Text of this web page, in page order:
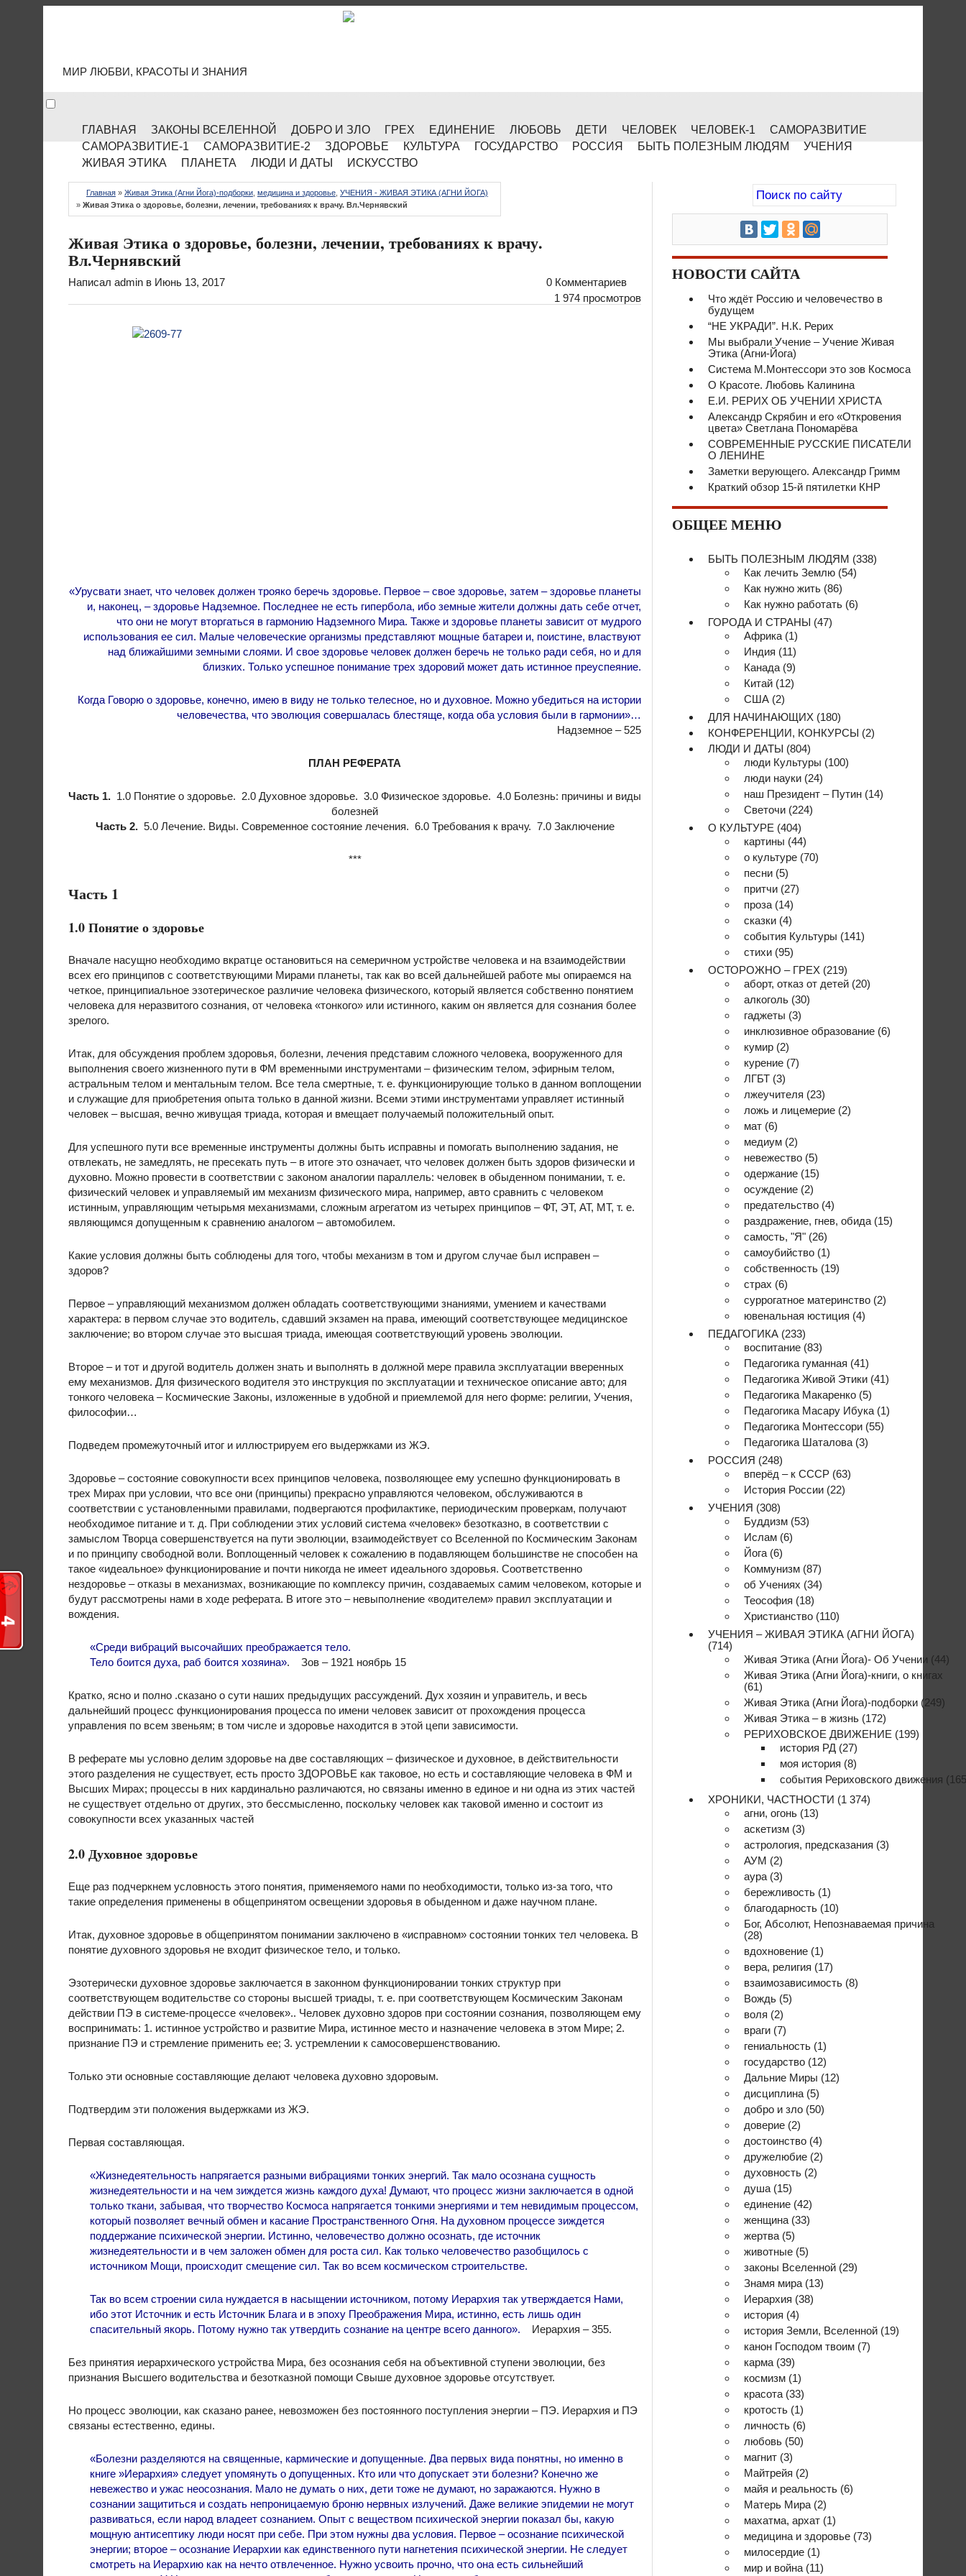
МИР ЛЮБВИ, КРАСОТЫ И ЗНАНИЯ
ГЛАВНАЯ ЗАКОНЫ ВСЕЛЕННОЙ ДОБРО И ЗЛО ГРЕХ ЕДИНЕНИЕ ЛЮБОВЬ ДЕТИ ЧЕЛОВЕК ЧЕЛОВЕК-1
САМОРАЗВИТИЕ
САМОРАЗВИТИЕ-1
САМОРАЗВИТИЕ-2 ЗДОРОВЬЕ КУЛЬТУРА ГОСУДАРСТВО РОССИЯ БЫТЬ ПОЛЕЗНЫМ ЛЮДЯМ
УЧЕНИЯ
ЖИВАЯ ЭТИКА
ПЛАНЕТА ЛЮДИ И ДАТЫ ИСКУССТВО
Главная » Живая Этика (Агни Йога)-подборки медицина и здоровье УЧЕНИЯ - ЖИВАЯ ЭТИКА (АГНИ ЙОГА)
» Живая Этика о здоровье, болезни, лечении, требованиях к врачу. Вл.Чернявский
Живая Этика о здоровье, болезни, лечении, требованиях к врачу.
Вл.Чернявский
Написал admin в Июнь 13, 2017
0 Комментариев
1 974 просмотров
«Урусвати знает, что человек должен трояко беречь здоровье. Первое – свое здоровье, затем – здоровье планеты
и, наконец, – здоровье Надземное. Последнее не есть гипербола, ибо земные жители должны дать себе отчет,
что они не могут вторгаться в гармонию Надземного Мира. Также и здоровье планеты зависит от мудрого
использования ее сил. Малые человеческие организмы представляют мощные батареи и, поистине, властвуют
над ближайшими земными слоями. И свое здоровье человек должен беречь не только ради себя, но и для
близких. Только успешное понимание трех здоровий может дать истинное преуспеяние.
Когда Говорю о здоровье, конечно, имею в виду не только телесное, но и духовное. Можно убедиться на истории
человечества, что эволюция совершалась блестяще, когда оба условия были в гармонии»…
Надземное – 525
ПЛАН РЕФЕРАТА
Часть 1. 1.0​ Понятие о здоровье. 2.0​ Духовное здоровье. 3.0​ Физическое здоровье. 4.0​ Болезнь: причины и виды
болезней
Часть 2.5.0​ Лечение. Виды. Современное состояние лечения. 6.0​ Требования к врачу. 7.0​ Заключение
***
Часть 1
1.0 Понятие о здоровье
Вначале насущно необходимо вкратце остановиться на семеричном устройстве человека и на взаимодействии
всех его принципов с соответствующими Мирами планеты, так как во всей дальнейшей работе мы опираемся на
четкое, принципиальное эзотерическое различие человека физического, который является собственно понятием
человека для неразвитого сознания, от человека «тонкого» или истинного, каким он является для сознания более
зрелого.
Итак, для обсуждения проблем здоровья, болезни, лечения представим сложного человека, вооруженного для
выполнения своего жизненного пути в ФМ временными инструментами – физическим телом, эфирным телом,
астральным телом и ментальным телом. Все тела смертные, т. е. функционирующие только в данном воплощении
и служащие для приобретения опыта только в данной жизни. Всеми этими инструментами управляет истинный
человек – высшая, вечно живущая триада, которая и вмещает получаемый положительный опыт.
Для успешного пути все временные инструменты должны быть исправны и помогать выполнению задания, не
отвлекать, не замедлять, не пресекать путь – в итоге это означает, что человек должен быть здоров физически и
духовно. Можно провести в соответствии с законом аналогии параллель: человек в обыденном понимании, т. е.
физический человек и управляемый им механизм физического мира, например, авто сравнить с человеком
истинным, управляющим четырьмя механизмами, сложным агрегатом из четырех принципов – ФТ, ЭТ, АТ, МТ, т. е.
являющимся допущенным к сравнению аналогом – автомобилем.
Какие условия должны быть соблюдены для того, чтобы механизм в том и другом случае был исправен –
здоров?
Первое – управляющий механизмом должен обладать соответствующими знаниями, умением и качествами
характера: в первом случае это водитель, сдавший экзамен на права, имеющий соответствующее медицинское
заключение; во втором случае это высшая триада, имеющая соответствующий уровень эволюции.
Второе – и тот и другой водитель должен знать и выполнять в должной мере правила эксплуатации вверенных
ему механизмов. Для физического водителя это инструкция по эксплуатации и техническое описание авто; для
тонкого человека – Космические Законы, изложенные в удобной и приемлемой для него форме: религии, Учения,
философии…
Подведем промежуточный итог и иллюстрируем его выдержками из ЖЭ.
Здоровье – состояние совокупности всех принципов человека, позволяющее ему успешно функционировать в
трех Мирах при условии, что все они (принципы) прекрасно управляются человеком, обслуживаются в
соответствии с установленными правилами, подвергаются профилактике, периодическим проверкам, получают
необходимое питание и т. д. При соблюдении этих условий система «человек» безотказно, в соответствии с
замыслом Творца совершенствуется на пути эволюции, взаимодействует со Вселенной по Космическим Законам
и по принципу свободной воли. Воплощенный человек к сожалению в подавляющем большинстве не способен на
такое «идеальное» функционирование и почти никогда не имеет идеального здоровья. Соответственно
нездоровье – отказы в механизмах, возникающие по комплексу причин, создаваемых самим человеком, которые и
будут рассмотрены нами в ходе реферата. В итоге это – невыполнение «водителем» правил эксплуатации и
вождения.
«Среди вибраций высочайших преображается тело.
Тело боится духа, раб боится хозяина». Зов – 1921 ноябрь 15
Кратко, ясно и полно .сказано о сути наших предыдущих рассуждений. Дух хозяин и управитель, и весь
дальнейший процесс функционирования процесса по имени человек зависит от прохождения процесса
управления по всем звеньям; в том числе и здоровье находится в этой цепи зависимости.
В реферате мы условно делим здоровье на две составляющих – физическое и духовное, в действительности
этого разделения не существует, есть просто ЗДОРОВЬЕ как таковое, но есть и составляющие человека в ФМ и
Высших Мирах; процессы в них кардинально различаются, но связаны именно в единое и ни одна из этих частей
не существует отдельно от других, это бессмысленно, поскольку человек как таковой именно и состоит из
совокупности всех указанных частей
2.0 Духовное здоровье
Еще раз подчеркнем условность этого понятия, применяемого нами по необходимости, только из-за того, что
такие определения применены в общепринятом освещении здоровья в обыденном и даже научном плане.
Итак, духовное здоровье в общепринятом понимании заключено в «исправном» состоянии тонких тел человека. В
понятие духовного здоровья не входит физическое тело, и только.
Эзотерически духовное здоровье заключается в законном функционировании тонких структур при
соответствующем водительстве со стороны высшей триады, т. е. при соответствующем Космическим Законам
действии ПЭ в системе-процессе «человек».. Человек духовно здоров при состоянии сознания, позволяющем ему
воспринимать: 1. истинное устройство и развитие Мира, истинное место и назначение человека в этом Мире; 2.
признание ПЭ и стремление применить ее; 3. устремлении к самосовершенствованию.
Только эти основные составляющие делают человека духовно здоровым.
Подтвердим эти положения выдержками из ЖЭ.
Первая составляющая.
«Жизнедеятельность напрягается разными вибрациями тонких энергий. Так мало осознана сущность
жизнедеятельности и на чем зиждется жизнь каждого духа! Думают, что процесс жизни заключается в одной
только ткани, забывая, что творчество Космоса напрягается тонкими энергиями и тем невидимым процессом,
который позволяет вечный обмен и касание Пространственного Огня. На духовном процессе зиждется
поддержание психической энергии. Истинно, человечество должно осознать, где источник
жизнедеятельности и в чем заложен обмен для роста сил. Как только человечество разобщилось с
источником Мощи, происходит смещение сил. Так во всем космическом строительстве.
Так во всем строении сила нуждается в насыщении источником, потому Иерархия так утверждается Нами,
ибо этот Источник и есть Источник Блага и в эпоху Преображения Мира, истинно, есть лишь один
спасительный якорь. Потому нужно так утвердить сознание на центре всего данного». Иерархия – 355.
Без принятия иерархического устройства Мира, без осознания себя на объективной ступени эволюции, без
признания Высшего водительства и безотказной помощи Свыше духовное здоровье отсутствует.
Но процесс эволюции, как сказано ранее, невозможен без постоянного поступления энергии – ПЭ. Иерархия и ПЭ
связаны естественно, едины.
«Болезни разделяются на священные, кармические и допущенные. Два первых вида понятны, но именно в
книге »Иерархия» следует упомянуть о допущенных. Кто или что допускает эти болезни? Конечно же
невежество и ужас неосознания. Мало не думать о них, дети тоже не думают, но заражаются. Нужно в
сознании защититься и создать непроницаемую броню нервных излучений. Даже великие эпидемии не могут
развиваться, если народ владеет сознанием. Опыт с веществом психической энергии показал бы, какую
мощную антисептику люди носят при себе. При этом нужны два условия. Первое – осознание психической
энергии; второе – осознание Иерархии как единственного пути нагнетения психической энергии. Не следует
смотреть на Иерархию как на нечто отвлеченное. Нужно усвоить прочно, что она есть сильнейший
НОВОСТИ САЙТА
Что ждёт Россию и человечество в
будущем
“НЕ УКРАДИ”. Н.К. Рерих
Мы выбрали Учение – Учение Живая
Этика (Агни-Йога)
Система М.Монтессори это зов Космоса
О Красоте. Любовь Калинина
Е.И. РЕРИХ ОБ УЧЕНИИ ХРИСТА
Александр Скрябин и его «Откровения
цвета» Светлана Пономарёва
СОВРЕМЕННЫЕ РУССКИЕ ПИСАТЕЛИ
О ЛЕНИНЕ
Заметки верующего. Александр Гримм
Краткий обзор 15-й пятилетки КНР
ОБЩЕЕ МЕНЮ
БЫТЬ ПОЛЕЗНЫМ ЛЮДЯМ (338)
Как лечить Землю (54)
Как нужно жить (86)
Как нужно работать (6)
ГОРОДА И СТРАНЫ (47)
Африка (1)
Индия (11)
Канада (9)
Китай (12)
США (2)
ДЛЯ НАЧИНАЮЩИХ (180)
КОНФЕРЕНЦИИ, КОНКУРСЫ (2)
ЛЮДИ И ДАТЫ (804)
люди Культуры (100)
люди науки (24)
наш Президент – Путин (14)
Светочи (224)
О КУЛЬТУРЕ (404)
картины (44)
о культуре (70)
песни (5)
притчи (27)
проза (14)
сказки (4)
события Культуры (141)
стихи (95)
ОСТОРОЖНО – ГРЕХ (219)
аборт, отказ от детей (20)
алкоголь (30)
гаджеты (3)
инклюзивное образование (6)
кумир (2)
курение (7)
ЛГБТ (3)
лжеучителя (23)
ложь и лицемерие (2)
мат (6)
медиум (2)
невежество (5)
одержание (15)
осуждение (2)
предательство (4)
раздражение, гнев, обида (15)
самость, "Я" (26)
самоубийство (1)
собственность (19)
страх (6)
суррогатное материнство (2)
ювенальная юстиция (4)
ПЕДАГОГИКА (233)
воспитание (83)
Педагогика гуманная (41)
Педагогика Живой Этики (41)
Педагогика Макаренко (5)
Педагогика Масару Ибука (1)
Педагогика Монтессори (55)
Педагогика Шаталова (3)
РОССИЯ (248)
вперёд – к СССР (63)
История России (22)
УЧЕНИЯ (308)
Буддизм (53)
Ислам (6)
Йога (6)
Коммунизм (87)
об Учениях (34)
Теософия (18)
Христианство (110)
УЧЕНИЯ – ЖИВАЯ ЭТИКА (АГНИ ЙОГА)
(714)
Живая Этика (Агни Йога)- Об Учении (44)
Живая Этика (Агни Йога)-книги, о книгах
(61)
Живая Этика (Агни Йога)-подборки (249)
Живая Этика – в жизнь (172)
РЕРИХОВСКОЕ ДВИЖЕНИЕ (199)
история РД (27)
моя история (8)
события Рериховского движения
ХРОНИКИ, ЧАСТНОСТИ (1 374)
агни, огонь (13)
аскетизм (3)
астрология, предсказания (3)
АУМ (2)
аура (3)
бережливость (1)
благодарность (10)
Бог, Абсолют, Непознаваемая причина
(28)
вдохновение (1)
вера, религия (17)
взаимозависимость (8)
Вождь (5)
воля (2)
враги (7)
гениальность (1)
государство (12)
Дальние Миры (12)
дисциплина (5)
добро и зло (50)
доверие (2)
достоинство (4)
дружелюбие (2)
духовность (2)
душа (15)
единение (42)
женщина (33)
жертва (5)
животные (5)
законы Вселенной (29)
Знамя мира (13)
Иерархия (38)
история (4)
история Земли, Вселенной (19)
канон Господом твоим (7)
карма (39)
космизм (1)
красота (33)
кротость (1)
личность (6)
любовь (50)
магнит (3)
Майтрейя (2)
майя и реальность (6)
Матерь Мира (2)
махатма, архат (1)
медицина и здоровье (73)
милосердие (1)
мир и война (11)